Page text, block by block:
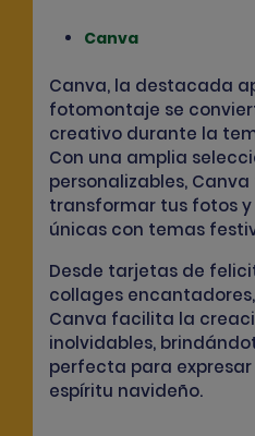
Canva
Canva, la destacada
fotomontaje se
creativo durante la
Con una amplia
personalizables,
transformar tus fotos y
únicas con temas
Desde tarjetas de
collages encantadores
Canva facilita la
inolvidables,
perfecta para
espíritu navideño.